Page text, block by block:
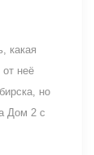
какая
неё
но
Дом 2 с